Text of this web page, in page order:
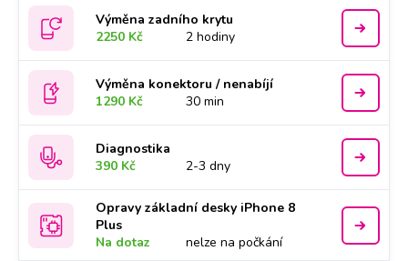
Výměna zadního krytu
2250 Kč
2 hodiny
Výměna konektoru / nenabíjí
1290 Kč
30 min
Diagnostika
390 Kč
2-3 dny
Opravy základní desky iPhone 8
Plus
Na dotaz
nelze na počkání